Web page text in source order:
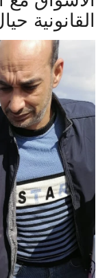
القانونية